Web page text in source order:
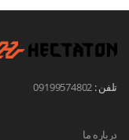
تلفن : 09199574802
درباره ما